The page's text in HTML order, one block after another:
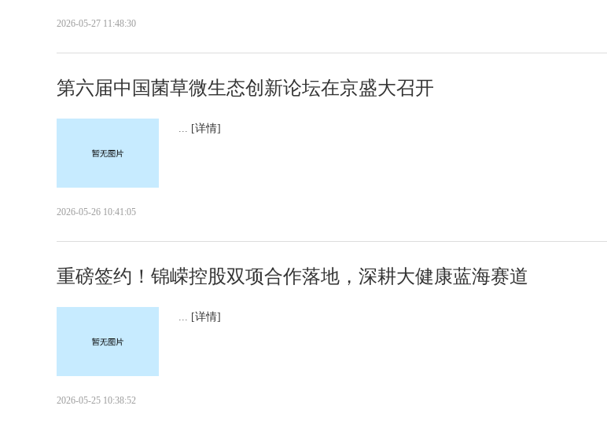
2026-05-27 11:48:30
第六届中国菌草微生态创新论坛在京盛大召开
[详情]
2026-05-26 10:41:05
重磅签约！锦嵘控股双项合作落地，深耕大健康蓝海赛道
... [详情]
2026-05-25 10:38:52